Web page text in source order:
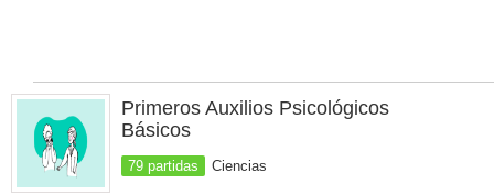
Primeros Auxilios Psicológicos
Básicos
79 partidas Ciencias